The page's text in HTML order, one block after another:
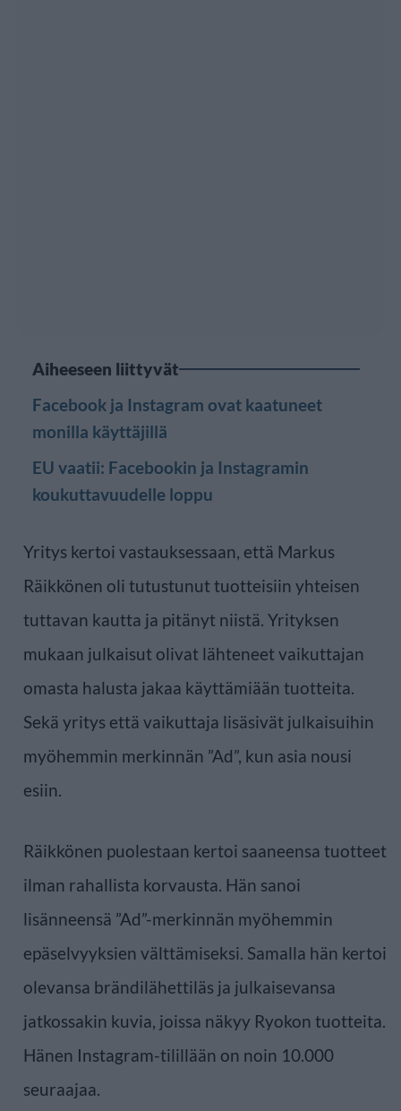
Aiheeseen liittyvät
Facebook ja Instagram ovat kaatuneet
monilla käyttäjillä
EU vaatii: Facebookin ja Instagramin
koukuttavuudelle loppu
Yritys kertoi vastauksessaan, että Markus
Räikkönen oli tutustunut tuotteisiin yhteisen
tuttavan kautta ja pitänyt niistä. Yrityksen
mukaan julkaisut olivat lähteneet vaikuttajan
omasta halusta jakaa käyttämiään tuotteita.
Sekä yritys että vaikuttaja lisäsivät julkaisuihin
myöhemmin merkinnän ”Ad”, kun asia nousi
esiin.
Räikkönen puolestaan kertoi saaneensa tuotteet
ilman rahallista korvausta. Hän sanoi
lisänneensä ”Ad”-merkinnän myöhemmin
epäselvyyksien välttämiseksi. Samalla hän kertoi
olevansa brändilähettiläs ja julkaisevansa
jatkossakin kuvia, joissa näkyy Ryokon tuotteita.
Hänen Instagram-tilillään on noin 10.000
seuraajaa.